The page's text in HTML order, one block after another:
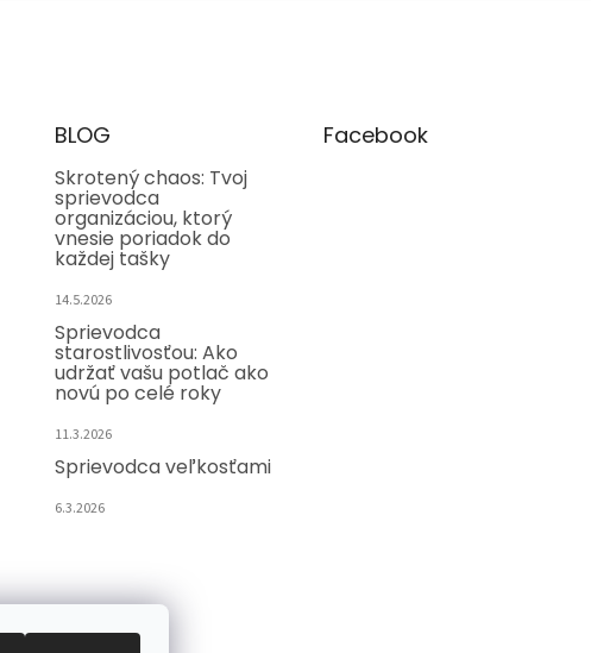
BLOG
Skrotený chaos: Tvoj
sprievodca
organizáciou, ktorý
vnesie poriadok do
každej tašky
14.5.2026
Sprievodca
starostlivosťou: Ako
udržať vašu potlač ako
novú po celé roky
11.3.2026
Sprievodca veľkosťami
6.3.2026
Facebook